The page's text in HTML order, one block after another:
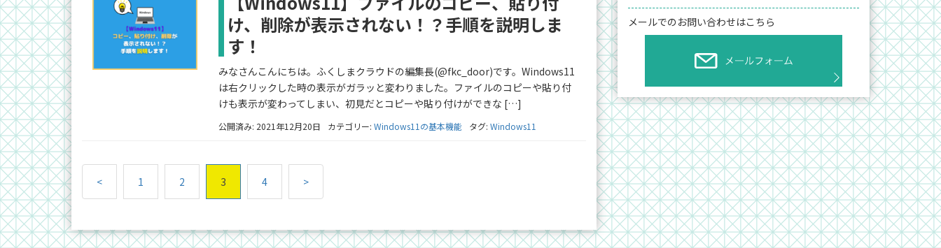
け、削除が表示されない！？手順を説明しま
す！
みなさんこんにちは。ふくしまクラウドの編集長(@fkc_door)です。Windows11
は右クリックした時の表示がガラッと変わりました。ファイルのコピーや貼り付
けも表示が変わってしまい、初見だとコピーや貼り付けができな […]
公開済み: 2021年12月20日 カテゴリー: Windows11の基本機能 タグ: Windows11
< 1 2 3 4 >
メールでのお問い合わせはこちら